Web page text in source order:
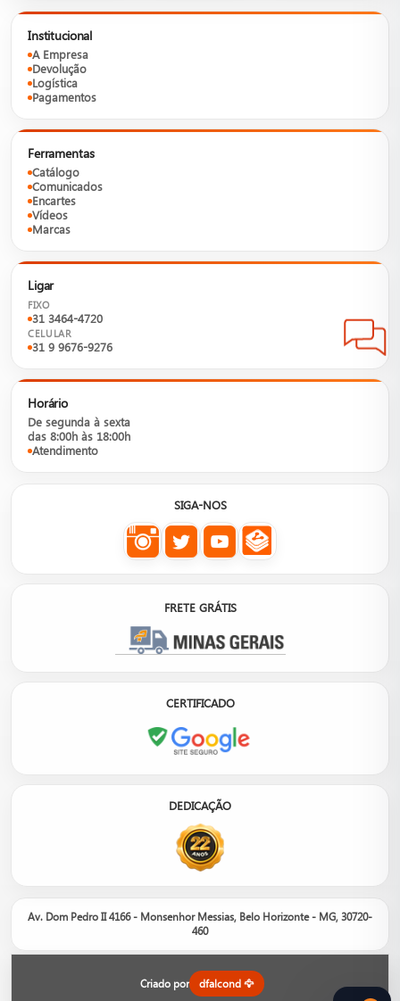
Nosso site é um catálogo de produtos, não um e-commerce.
sobre orçamento, disponibilidade em estoque e opções.
Institucional
A Empresa
Devolução
Logística
Pagamentos
Ferramentas
Catálogo
Comunicados
Encartes
Vídeos
Marcas
Ligar
FIXO
31 3464-4720
CELULAR
31 9 9676-9276
Horário
De segunda à sexta
das 8:00h às 18:00h
Atendimento
SIGA-NOS
FRETE GRÁTIS
CERTIFICADO
DEDICAÇÃO
Av. Dom Pedro II 4166 - Monsenhor Messias, Belo Horizonte - MG, 30720-
460
Criado por dfalcond 🦅